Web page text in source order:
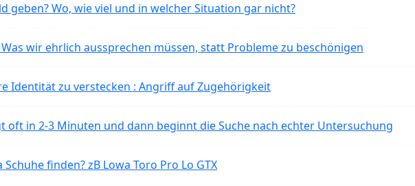
geben? Wo, wie viel und in welcher Situation gar nicht?
wir ehrlich aussprechen müssen, statt Probleme zu beschönigen
Identität zu verstecken : Angriff auf Zugehörigkeit
oft in 2-3 Minuten und dann beginnt die Suche nach echter Untersuchung
finden? zB Lowa Toro Pro Lo GTX